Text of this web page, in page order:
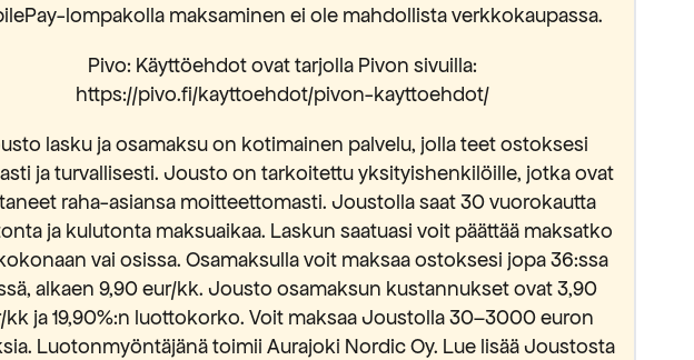
lompakolla maksaminen ei ole mahdollista verkkokaupassa.
Pivo: Käyttöehdot ovat tarjolla Pivon sivuilla:
https://pivo.fi/kayttoehdot/pivon-kayttoehdot/
lasku ja osamaksu on kotimainen palvelu, jolla teet ostoksesi
ja turvallisesti. Jousto on tarkoitettu yksityishenkilöille, jotka ovat
raha-asiansa moitteettomasti. Joustolla saat 30 vuorokautta
ja kulutonta maksuaikaa. Laskun saatuasi voit päättää maksatko
vai osissa. Osamaksulla voit maksaa ostoksesi jopa 36:ssa
alkaen 9,90 eur/kk. Jousto osamaksun kustannukset ovat 3,90
kk ja 19,90%:n luottokorko. Voit maksaa Joustolla 30–3000 euron
Luotonmyöntäjänä toimii Aurajoki Nordic Oy. Lue lisää Joustosta